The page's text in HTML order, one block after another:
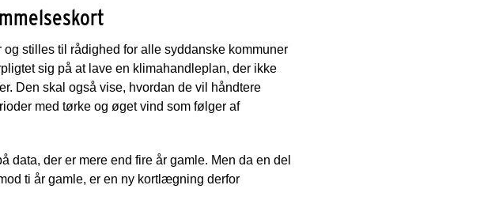
stilles til rådighed for alle syddanske kommuner
sig på at lave en klimahandleplan, der ikke
Den skal også vise, hvordan de vil håndtere
med tørke og øget vind som følger af
der er mere end fire år gamle. Men da en del
ti år gamle, er en ny kortlægning derfor